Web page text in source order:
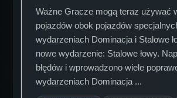
Ważne Gracze mogą teraz używać
pojazdów obok pojazdów
wydarzeniach Dominacja i Stalowe
nowe wydarzenie: Stalowe łowy.
błędów i wprowadzono wiele
wydarzeniach Dominacja ...